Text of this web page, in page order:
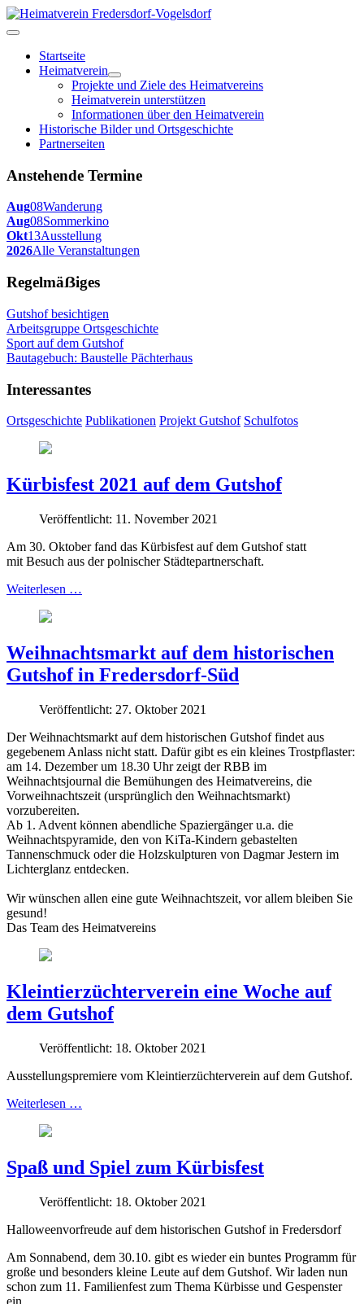
Startseite
Heimatverein
Projekte und Ziele des Heimatvereins
Heimatverein unterstützen
Informationen über den Heimatverein
Historische Bilder und Ortsgeschichte
Partnerseiten
Anstehende Termine
Aug08Wanderung
Aug08Sommerkino
Okt13Ausstellung
2026Alle Veranstaltungen
Regelmäẞiges
Gutshof besichtigen
Arbeitsgruppe Ortsgeschichte
Sport auf dem Gutshof
Bautagebuch: Baustelle Pächterhaus
Interessantes
Ortsgeschichte Publikationen Projekt Gutshof Schulfotos
Kürbisfest 2021 auf dem Gutshof
Veröffentlicht: 11. November 2021
Am 30. Oktober fand das Kürbisfest auf dem Gutshof statt
mit Besuch aus der polnischer Städtepartnerschaft.
Weiterlesen …
Weihnachtsmarkt auf dem historischen
Gutshof in Fredersdorf-Süd
Veröffentlicht: 27. Oktober 2021
Der Weihnachtsmarkt auf dem historischen Gutshof findet aus
gegebenem Anlass nicht statt. Dafür gibt es ein kleines Trostpflaster:
am 14. Dezember um 18.30 Uhr zeigt der RBB im
Weihnachtsjournal die Bemühungen des Heimatvereins, die
Vorweihnachtszeit (ursprünglich den Weihnachtsmarkt)
vorzubereiten.
Ab 1. Advent können abendliche Spaziergänger u.a. die
Weihnachtspyramide, den von KiTa-Kindern gebastelten
Tannenschmuck oder die Holzskulpturen von Dagmar Jestern im
Lichterglanz entdecken.
Wir wünschen allen eine gute Weihnachtszeit, vor allem bleiben Sie
gesund!
Das Team des Heimatvereins
Kleintierzüchterverein eine Woche auf
dem Gutshof
Veröffentlicht: 18. Oktober 2021
Ausstellungspremiere vom Kleintierzüchterverein auf dem Gutshof.
Weiterlesen …
Spaß und Spiel zum Kürbisfest
Veröffentlicht: 18. Oktober 2021
Halloweenvorfreude auf dem historischen Gutshof in Fredersdorf
Am Sonnabend, dem 30.10. gibt es wieder ein buntes Programm für
große und besonders kleine Leute auf dem Gutshof. Wir laden nun
schon zum 11. Familienfest zum Thema Kürbisse und Gespenster
ein.